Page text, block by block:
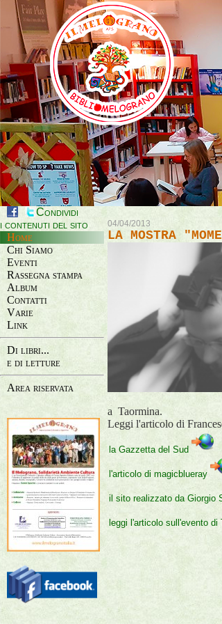
Condividi
i contenuti del sito
Home
Chi Siamo
Eventi
Rassegna stampa
Album
Contatti
Varie
Link
Di libri...
e di letture
Area riservata
04/04/2013
LA MOSTRA
a Taormina.
Leggi l'articolo di
la Gazzetta del Sud
l'articolo di magicblueray
il sito realizzato da Giorgio
leggi l'articolo sull'evento di